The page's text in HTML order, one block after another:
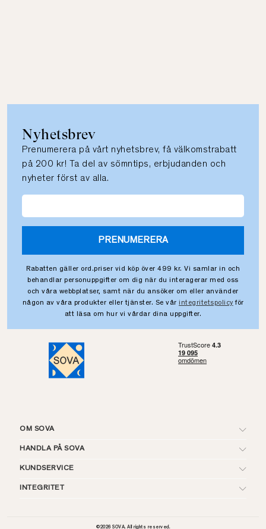
Nyhetsbrev
Prenumerera på vårt nyhetsbrev, få välkomstrabatt
på 200 kr! Ta del av sömntips, erbjudanden och
nyheter först av alla.
PRENUMERERA
Rabatten gäller ord.priser vid köp över 499 kr. Vi samlar in och
behandlar personuppgifter om dig när du interagerar med oss
och våra webbplatser, samt när du ansöker om eller använder
någon av våra produkter eller tjänster. Se vår integritetspolicy för
att läsa om hur vi vårdar dina uppgifter.
OM SOVA
HANDLA PÅ SOVA
KUNDSERVICE
INTEGRITET
©2026SOVA. All rights reserved.